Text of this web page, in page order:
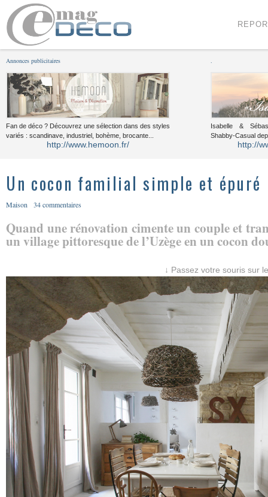
Annonces publicitaires
Fan de déco ? Découvrez une sélection dans des styles
variés : scandinave, industriel, bohème, brocante...
http://www.hemoon.fr/
Isabelle &
Shabby-Casual
http://
Un cocon familial simple et épuré
Maison 34 commentaires
Quand une rénovation cimente un couple et
un village pittoresque de l’Uzège en un cocon
↓ Passez votre souris sur